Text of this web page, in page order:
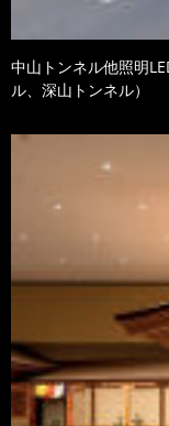
中山トンネル他照明
ル、深山トンネル）